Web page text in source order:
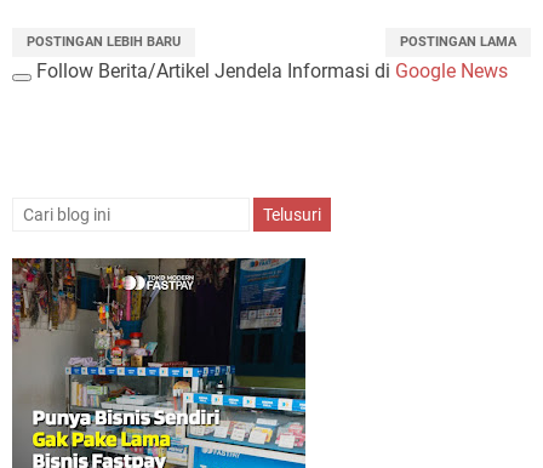
POSTINGAN LEBIH BARU POSTINGAN LAMA
Follow Berita/Artikel Jendela Informasi di Google News